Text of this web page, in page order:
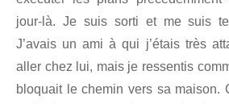
jour-là. Je suis sorti et me suis
J’avais un ami à qui j’étais très
aller chez lui, mais je ressentis
bloquait le chemin vers sa maison.